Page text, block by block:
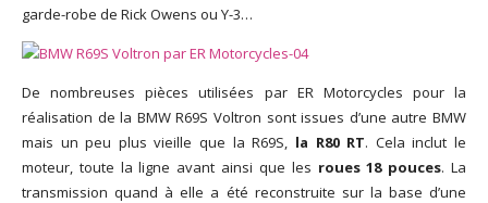
garde-robe de Rick Owens ou Y-3…
De nombreuses pièces utilisées par ER Motorcycles pour la
réalisation de la BMW R69S Voltron sont issues d’une autre BMW
mais un peu plus vieille que la R69S, la R80 RT. Cela inclut le
moteur, toute la ligne avant ainsi que les roues 18 pouces. La
transmission quand à elle a été reconstruite sur la base d’une